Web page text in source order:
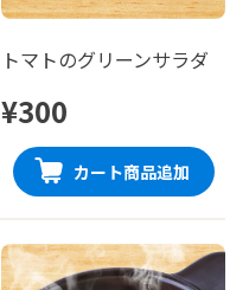
トマトのグリーンサラダ
¥300
カート商品追加